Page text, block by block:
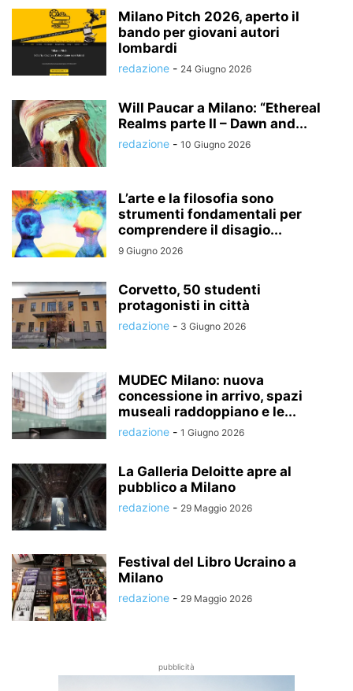
Milano Pitch 2026, aperto il
bando per giovani autori
lombardi
redazione - 24 Giugno 2026
Will Paucar a Milano: “Ethereal
Realms parte II – Dawn and...
redazione - 10 Giugno 2026
L’arte e la filosofia sono
strumenti fondamentali per
comprendere il disagio...
9 Giugno 2026
Corvetto, 50 studenti
protagonisti in città
redazione - 3 Giugno 2026
MUDEC Milano: nuova
concessione in arrivo, spazi
museali raddoppiano e le...
redazione - 1 Giugno 2026
La Galleria Deloitte apre al
pubblico a Milano
redazione - 29 Maggio 2026
Festival del Libro Ucraino a
Milano
redazione - 29 Maggio 2026
pubblicità